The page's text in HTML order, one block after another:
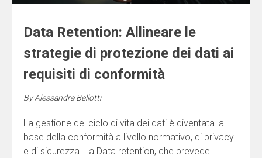
Data Retention: Allineare le
strategie di protezione dei dati ai
requisiti di conformità
ByAlessandra Bellotti
La gestione del ciclo di vita dei dati è diventata la
base della conformità a livello normativo, di privacy
e di sicurezza. La Data retention, che prevede